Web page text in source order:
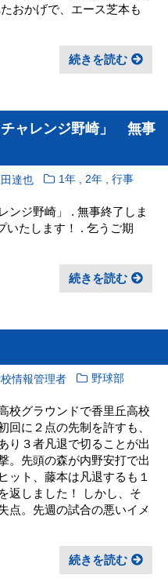
おかげで、エース芝本も
続きを読む
チャレンジ野崎」 無事
達也 1年 ,2年 ,行事
ンジ野崎」 . 無事終了しま
いたします！ . 乞うご期
続きを読む
情報管理者 野球部
校グラウンドで香里丘高校
回に２点の先制を許すも、
り３者凡退で切ることが出
。先頭の森が内野安打で出
ット、藤本は凡退するも１
返しました！ しかし、そ
点。先週の試合の悪いイメ
続きを読む